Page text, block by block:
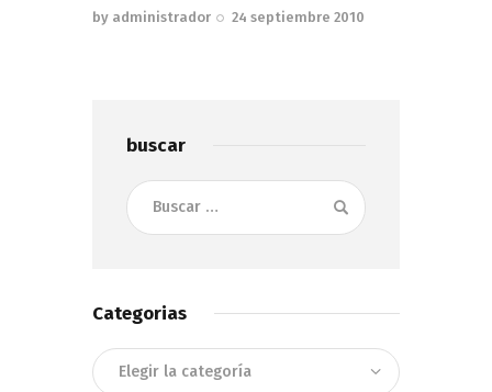
by administrador 24 septiembre 2010
buscar
Buscar:
Categorias
Categorias